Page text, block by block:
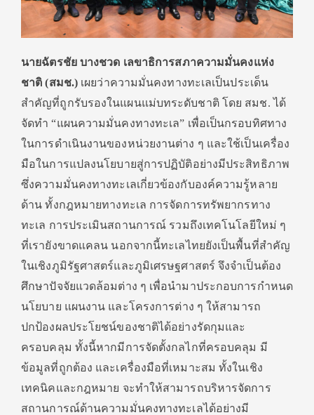
นายฉัตรชัย บางชวด เลขาธิการสภาความมั่นคงแห่ง
ชาติ (สมช.) เผยว่าความมั่นคงทางทะเลเป็นประเด็น
สำคัญที่ถูกรับรองในแผนแม่บทระดับชาติ โดย สมช. ได้
จัดทำ “แผนความมั่นคงทางทะเล” เพื่อเป็นกรอบทิศทาง
ในการดำเนินงานของหน่วยงานต่าง ๆ และใช้เป็นเครื่อง
มือในการแปลงนโยบายสู่การปฏิบัติอย่างมีประสิทธิภาพ
ซึ่งความมั่นคงทางทะเลเกี่ยวข้องกับองค์ความรู้หลาย
ด้าน ทั้งกฎหมายทางทะเล การจัดการทรัพยากรทาง
ทะเล การประเมินสถานการณ์ รวมถึงเทคโนโลยีใหม่ ๆ
ที่เรายังขาดแคลน นอกจากนี้ทะเลไทยยังเป็นพื้นที่สำคัญ
ในเชิงภูมิรัฐศาสตร์และภูมิเศรษฐศาสตร์ จึงจำเป็นต้อง
ศึกษาปัจจัยแวดล้อมต่าง ๆ เพื่อนำมาประกอบการกำหนด
นโยบาย แผนงาน และโครงการต่าง ๆ ให้สามารถ
ปกป้องผลประโยชน์ของชาติได้อย่างรัดกุมและ
ครอบคลุม ทั้งนี้หากมีการจัดตั้งกลไกที่ครอบคลุม มี
ข้อมูลที่ถูกต้อง และเครื่องมือที่เหมาะสม ทั้งในเชิง
เทคนิคและกฎหมาย จะทำให้สามารถบริหารจัดการ
สถานการณ์ด้านความมั่นคงทางทะเลได้อย่างมี